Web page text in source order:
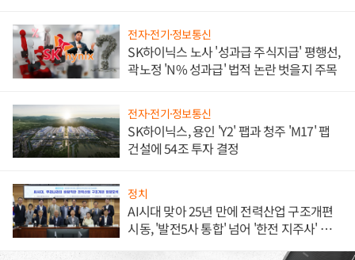
전자·전기·정보통신
SK하이닉스 노사 '성과급 주식지급' 평행선,
곽노정 'N% 성과급' 법적 논란 벗을지 주목
전자·전기·정보통신
SK하이닉스, 용인 'Y2' 팹과 청주 'M17' 팹
건설에 54조 투자 결정
정치
AI시대 맞아 25년 만에 전력산업 구조개편
시동, '발전5사 통합' 넘어 '한전 지주사' 재편